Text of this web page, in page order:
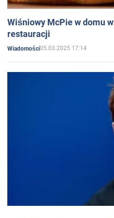
Wiśniowy McPie w domu
restauracji
Wiadomości05.03.2025 17:14